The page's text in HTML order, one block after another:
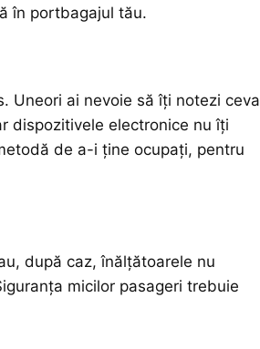
în portbagajul tău.
Uneori ai nevoie să îți notezi ceva
dispozitivele electronice nu îți
de a-i ține ocupați, pentru
după caz, înălțătoarele nu
micilor pasageri trebuie